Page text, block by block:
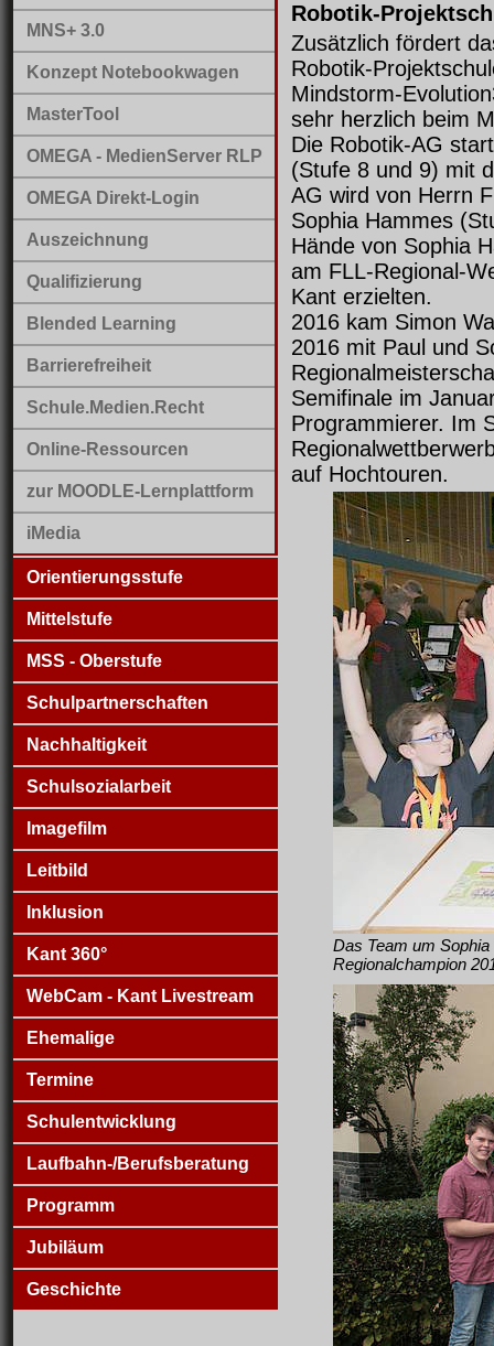
MNS+ 3.0
Konzept Notebookwagen
MasterTool
OMEGA - MedienServer RLP
OMEGA Direkt-Login
Auszeichnung
Qualifizierung
Blended Learning
Barrierefreiheit
Schule.Medien.Recht
Online-Ressourcen
zur MOODLE-Lernplattform
iMedia
Orientierungsstufe
Mittelstufe
MSS - Oberstufe
Schulpartnerschaften
Nachhaltigkeit
Schulsozialarbeit
Imagefilm
Leitbild
Inklusion
Kant 360°
WebCam - Kant Livestream
Ehemalige
Termine
Schulentwicklung
Laufbahn-/Berufsberatung
Programm
Jubiläum
Geschichte
Robotik-
Zusätzlich fördert
Robotik-
Mindstorm-
sehr herzlich beim
Die Robotik-AG
(Stufe 8 und 9) mit
AG wird von Herrn
Sophia Hammes
Hände von Sophia
am FLL-Regional-
Kant erzielten.
2016 kam Simon
2016 mit Paul und
Semifinale im
Programmierer. Im
auf Hochtouren.
Das Team um
Regionalchampion